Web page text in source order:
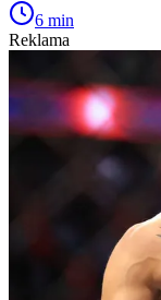
6 min
Reklama